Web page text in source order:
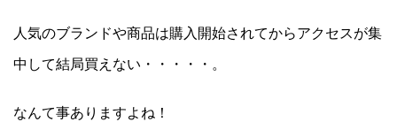
人気のブランドや商品は購入開始されてからアクセスが集
中して結局買えない・・・・・。
なんて事ありますよね！